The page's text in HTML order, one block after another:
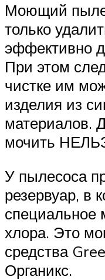
Моющий
только
эффективно
При этом
чистке им
изделия из
материалов.
мочить
У пылесоса
резервуар, в
специальное
хлора. Это
средства
Органикс.